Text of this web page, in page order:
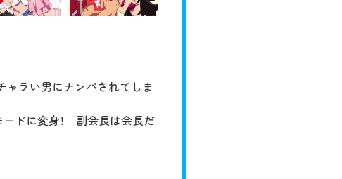
ラい男にナンパされてしま
ドに変身！ 副会長は会長だ